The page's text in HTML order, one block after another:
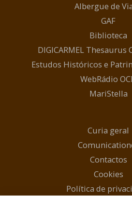
Albergue de
GAF
Biblioteca
DIGICARMEL Thesaurus
Estudos Históricos e
WebRádio
MariStella
Curia geral
Contactos
Cookies
Política de